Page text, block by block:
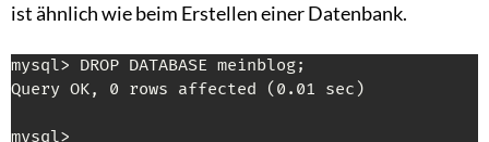
ist ähnlich wie beim Erstellen einer Datenbank.
mysql> DROP DATABASE meinblog;
Query OK, 0 rows affected (0.01 sec)
mysql>